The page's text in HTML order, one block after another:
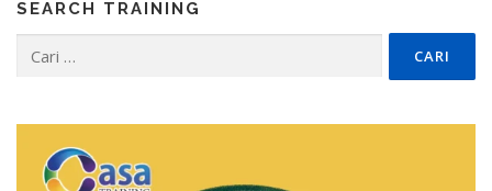
SEARCH TRAINING
untuk: